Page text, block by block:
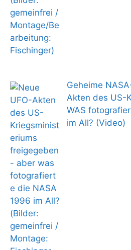
Geheime
Akten des US-
WAS
im All? (Video)